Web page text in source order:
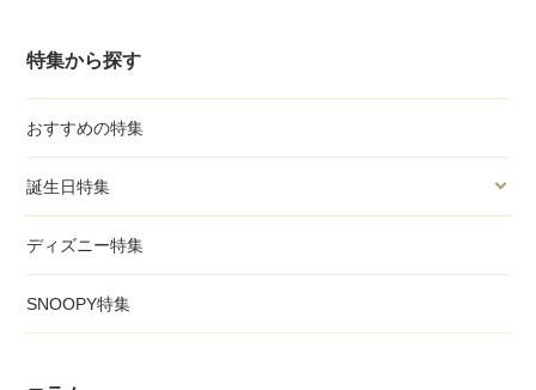
特集から探す
おすすめの特集
誕生日特集
ディズニー特集
SNOOPY特集